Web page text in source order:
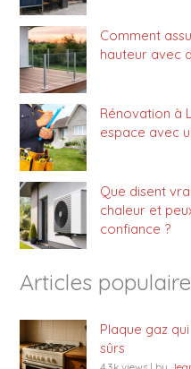
Comment
hauteur avec
Rénovation à
espace avec
Que disent
chaleur et
confiance ?
Articles
Plaque gaz
sûrs